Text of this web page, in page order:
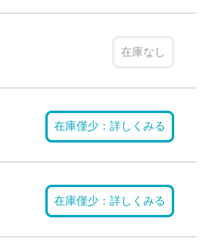
在庫なし
在庫僅少：詳しくみる
在庫僅少：詳しくみる